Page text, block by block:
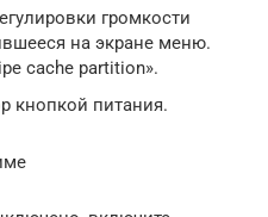
громкости
на экране меню.
cache partition».
кнопкой питания.